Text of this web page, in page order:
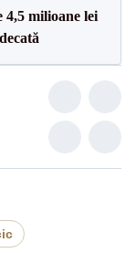
4,5 milioane lei